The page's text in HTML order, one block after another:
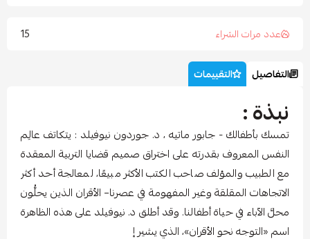
عدد مرات الشراء
التفاصيل التقييمات
نبذة :
تمسك بأطفالك - جابور ماتيه ، د. جوردون نيوفيلد : يتكاتف عالِم
النفس المعروف بقدرته على اختراق صميم قضايا التربية المعقدة
مع الطبيب والمؤلف صاحب الكتب الأكثر مبيعًا، لمعالجة أحد أكثر
الاتجاهات المقلقة وغير المفهومة في عصرنا– الأقران الذين يحلُّون
محلَّ الآباء في حياة أطفالنا. وقد أطلق د. نيوفيلد على هذه الظاهرة
اسم «التوجه نحو الأقران»، الذي يشير إ